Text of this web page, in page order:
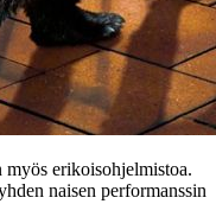
erikoisohjelmistoa.
naisen performanssin